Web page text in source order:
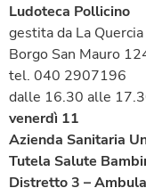
Ludoteca Pollicino
gestita da La
Borgo San Mauro
tel. 040 2907196
dalle 16.30 alle
venerdì 11
Azienda Sanitaria
Tutela Salute
Distretto 3 –